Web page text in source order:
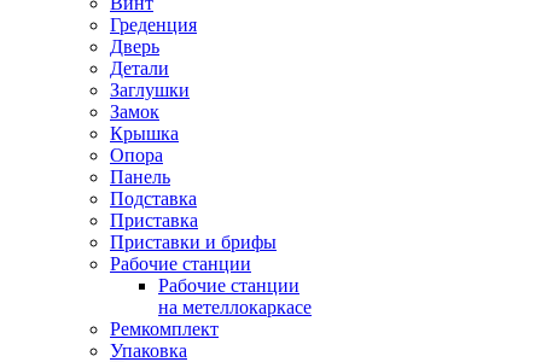
Греденция
Дверь
Детали
Заглушки
Замок
Крышка
Опора
Панель
Подставка
Приставка
Приставки и брифы
Рабочие станции
Рабочие станции
на метеллокаркасе
Ремкомплект
Упаковка